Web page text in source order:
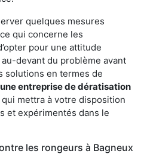
quelques mesures
qui concerne les
pour une attitude
devant du problème avant
solutions en termes de
entreprise de dératisation
mettra à votre disposition
et expérimentés dans le
les rongeurs à Bagneux